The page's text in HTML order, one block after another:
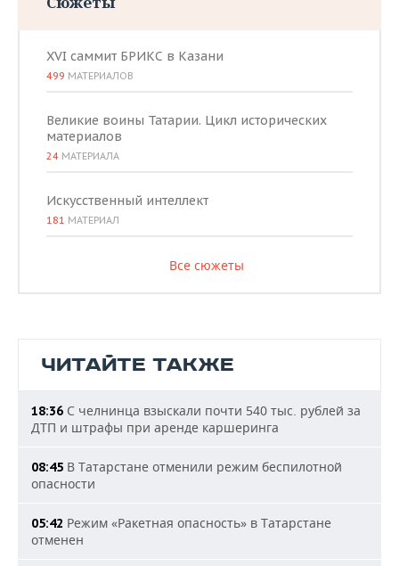
XVI саммит БРИКС в Казани
499 МАТЕРИАЛОВ
Великие воины Татарии. Цикл исторических
материалов
24 МАТЕРИАЛА
Искусственный интеллект
181 МАТЕРИАЛ
Все сюжеты
ЧИТАЙТЕ ТАКЖЕ
18:36 С челнинца взыскали почти 540 тыс. рублей за
ДТП и штрафы при аренде каршеринга
08:45 В Татарстане отменили режим беспилотной
опасности
05:42 Режим «Ракетная опасность» в Татарстане
отменен